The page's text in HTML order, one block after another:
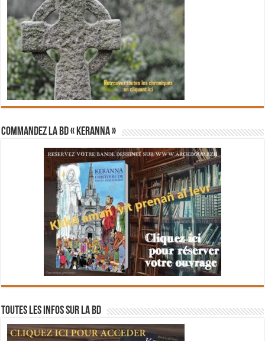
Commandez la BD « Keranna »
Toutes les infos sur la BD